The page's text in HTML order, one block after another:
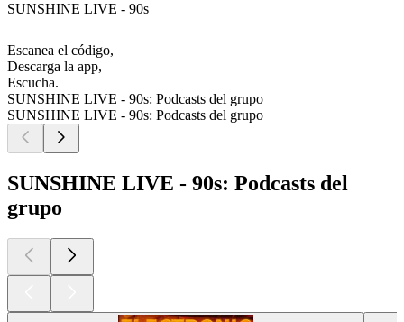
SUNSHINE LIVE - 90s
Escanea el código,
Descarga la app,
Escucha.
SUNSHINE LIVE - 90s: Podcasts del grupo
SUNSHINE LIVE - 90s: Podcasts del grupo
SUNSHINE LIVE - 90s: Podcasts del
grupo